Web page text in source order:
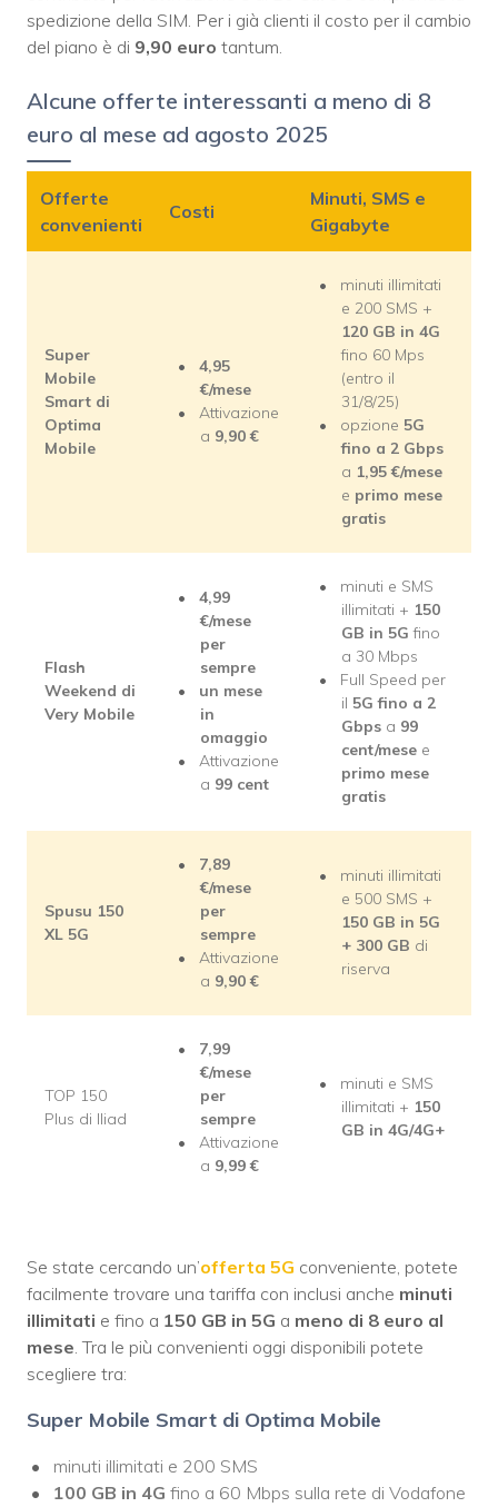
spedizione della SIM. Per i già clienti il costo per il cambio
del piano è di 9,90 euro tantum.
Alcune offerte interessanti a meno di 8
euro al mese ad agosto 2025
Offerte
convenienti
Costi
Minuti, SMS e
Gigabyte
Super
Mobile
Smart di
Optima
Mobile
4,95
€/mese
Attivazione
a 9,90 €
minuti illimitati
e 200 SMS +
120 GB in 4G
fino 60 Mps
(entro il
31/8/25)
opzione 5G
fino a 2 Gbps
a 1,95 €/mese
e primo mese
gratis
Flash
Weekend di
Very Mobile
4,99
€/mese
per
sempre
un mese
in
omaggio
Attivazione
a 99 cent
minuti e SMS
illimitati + 150
GB in 5Gfino
a 30 Mbps
Full Speed per
il 5G fino a 2
Gbps a 99
cent/mese e
primo mese
gratis
Spusu 150
XL 5G
7,89
€/mese
per
sempre
Attivazione
a 9,90 €
minuti illimitati
e 500 SMS +
150 GB in 5G
+ 300 GB di
riserva
TOP 150
Plus di Iliad
7,99
€/mese
per
sempre
Attivazione
a 9,99 €
minuti e SMS
illimitati + 150
GB in 4G/4G+
Se state cercando un’offerta 5G conveniente, potete
facilmente trovare una tariffa con inclusi anche minuti
illimitati e fino a 150 GB in 5G a meno di 8 euro al
mese. Tra le più convenienti oggi disponibili potete
scegliere tra:
Super Mobile Smart di Optima Mobile
minuti illimitati e 200 SMS
100 GB in 4G fino a 60 Mbps sulla rete di Vodafone